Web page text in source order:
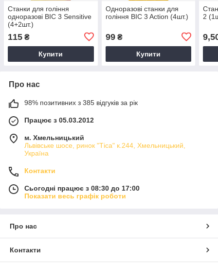
Станки для гоління
одноразові BIC 3 Sensitive
(4+2шт.)
115 ₴
Купити
Одноразові станки для
гоління BIC 3 Action (4шт.)
99₴
Купити
2
Про нас
98% позитивних з 385 відгуків за рік
Працює з 05.03.2012
м. Хмельницький
Львівське шосе, ринок "Тіса" к.244, Хмельницький,
Україна
Контакти
Сьогодні працює з 08:30 до 17:00
Показати весь графік роботи
Про нас
Контакти